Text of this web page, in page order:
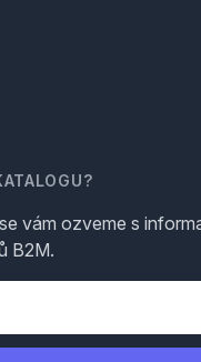
vám ozveme s
B2M.